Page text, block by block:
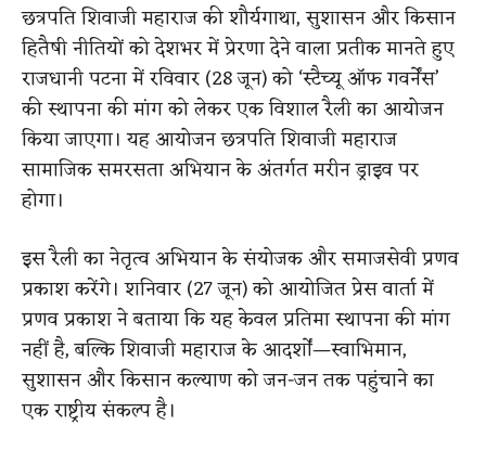
छत्रपति शिवाजी महाराज की शौर्यगाथा, सुशासन और किसान
हितैषी नीतियों को देशभर में प्रेरणा देने वाला प्रतीक मानते हुए
राजधानी पटना में रविवार (28 जून) को ‘स्टैच्यू ऑफ गवर्नेंस’
की स्थापना की मांग को लेकर एक विशाल रैली का आयोजन
किया जाएगा। यह आयोजन छत्रपति शिवाजी महाराज
सामाजिक समरसता अभियान के अंतर्गत मरीन ड्राइव पर
होगा।
इस रैली का नेतृत्व अभियान के संयोजक और समाजसेवी प्रणव
प्रकाश करेंगे। शनिवार (27 जून) को आयोजित प्रेस वार्ता में
प्रणव प्रकाश ने बताया कि यह केवल प्रतिमा स्थापना की मांग
नहीं है, बल्कि शिवाजी महाराज के आदर्शों—स्वाभिमान,
सुशासन और किसान कल्याण को जन-जन तक पहुंचाने का
एक राष्ट्रीय संकल्प है।